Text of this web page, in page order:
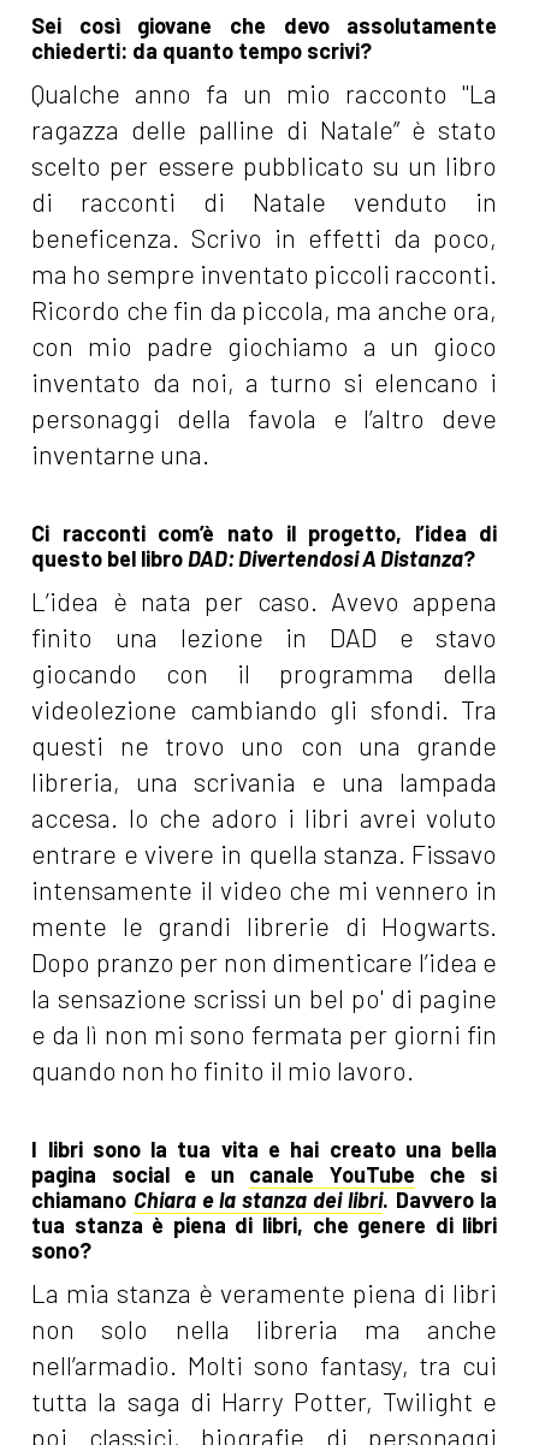
Sei così giovane che devo assolutamente
chiederti: da quanto tempo scrivi?
Qualche anno fa un mio racconto "La
ragazza delle palline di Natale” è stato
scelto per essere pubblicato su un libro
di racconti di Natale venduto in
beneficenza. Scrivo in effetti da poco,
ma ho sempre inventato piccoli racconti.
Ricordo che fin da piccola, ma anche ora,
con mio padre giochiamo a un gioco
inventato da noi, a turno si elencano i
personaggi della favola e l’altro deve
inventarne una.
Ci racconti com’è nato il progetto, l’idea di
questo bel libroDAD: Divertendosi A Distanza?
L’idea è nata per caso. Avevo appena
finito una lezione in DAD e stavo
giocando con il programma della
videolezione cambiando gli sfondi. Tra
questi ne trovo uno con una grande
libreria, una scrivania e una lampada
accesa. Io che adoro i libri avrei voluto
entrare e vivere in quella stanza. Fissavo
intensamente il video che mi vennero in
mente le grandi librerie di Hogwarts.
Dopo pranzo per non dimenticare l’idea e
la sensazione scrissi un bel po' di pagine
e da lì non mi sono fermata per giorni fin
quando non ho finito il mio lavoro.
I libri sono la tua vita e hai creato una bella
pagina social e un canale YouTube che si
chiamano Chiara e la stanza dei libri. Davvero la
tua stanza è piena di libri, che genere di libri
sono?
La mia stanza è veramente piena di libri
non solo nella libreria ma anche
nell’armadio. Molti sono fantasy, tra cui
tutta la saga di Harry Potter, Twilight e
poi classici, biografie di personaggi